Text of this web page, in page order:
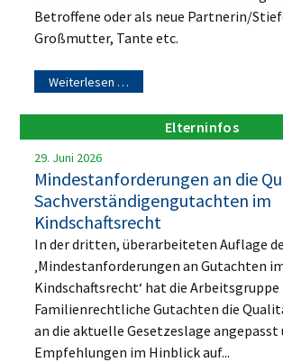
Betroffene oder als neue Partnerin/
Großmutter, Tante etc.
Weiterlesen …
Elterninfos
29. Juni 2026
Mindestanforderungen an die
Sachverständigengutachten im
Kindschaftsrecht
In der dritten, überarbeiteten Auflage
‚Mindestanforderungen an Gutachten
Kindschaftsrecht‘ hat die Arbeitsgruppe
Familienrechtliche Gutachten die
an die aktuelle Gesetzeslage angepasst
Empfehlungen im Hinblick auf...